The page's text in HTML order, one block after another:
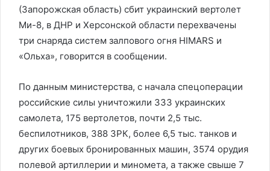
(Запорожская область) сбит украинский вертолет
Ми-8, в ДНР и Херсонской области перехвачены
три снаряда систем залпового огня HIMARS и
«Ольха», говорится в сообщении.
По данным министерства, с начала спецоперации
российские силы уничтожили 333 украинских
самолета, 175 вертолетов, почти 2,5 тыс.
беспилотников, 388 ЗРК, более 6,5 тыс. танков и
других боевых бронированных машин, 3574 орудия
полевой артиллерии и миномета, а также свыше 7